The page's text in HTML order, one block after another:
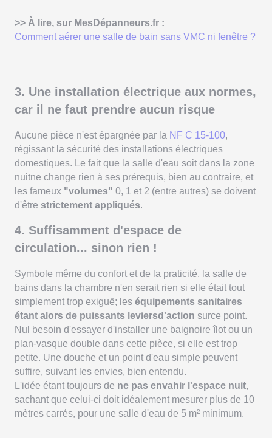
>> À lire, sur MesDépanneurs.fr :
Comment aérer une salle de bain sans VMC ni fenêtre ?
3. Une installation électrique aux normes,
car il ne faut prendre aucun risque
Aucune pièce n'est épargnée par la NF C 15-100,
régissant la sécurité des installations électriques
domestiques. Le fait que la salle d'eau soit dans la zone
nuitne change rien à ses prérequis, bien au contraire, et
les fameux "volumes" 0, 1 et 2 (entre autres) se doivent
d'être strictement appliqués.
4. Suffisamment d'espace de
circulation... sinon rien !
Symbole même du confort et de la praticité, la salle de
bains dans la chambre n'en serait rien si elle était tout
simplement trop exiguë; les équipements sanitaires
étant alors de puissants leviersd'action surce point.
Nul besoin d'essayer d'installer une baignoire îlot ou un
plan-vasque double dans cette pièce, si elle est trop
petite. Une douche et un point d'eau simple peuvent
suffire, suivant les envies, bien entendu.
L'idée étant toujours de ne pas envahir l'espace nuit,
sachant que celui-ci doit idéalement mesurer plus de 10
mètres carrés, pour une salle d'eau de 5 m² minimum.